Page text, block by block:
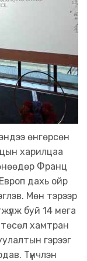
өнгөрсөн
харилцаа
Франц
дахь ойр
Мөн тэрээр
буй 14 мега
хамтран
гэрээг
Түүнчлэн